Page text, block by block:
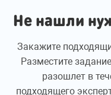
Не нашли
Закажите
Разместите
разошлет в
подходящего